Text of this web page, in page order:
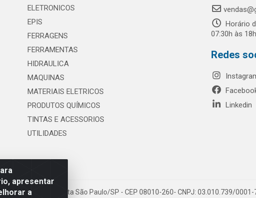
apresentar
a
ELETRONICOS
EPIS
FERRAGENS
FERRAMENTAS
HIDRAULICA
MAQUINAS
MATERIAIS ELETRICOS
PRODUTOS QUÍMICOS
TINTAS E ACESSORIOS
UTILIDADES
Horário
07:30h às
Redes
Linkedin
117 - S. Miguel Paulista São Paulo/SP - CEP 08010-260- CNPJ: 03.010.739/0001-